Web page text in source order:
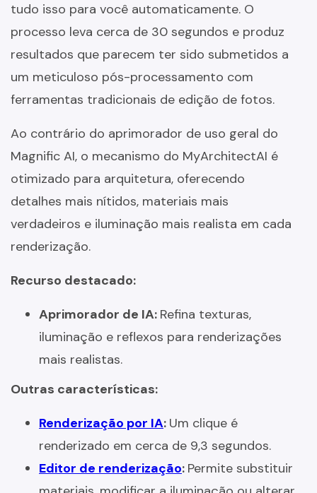
tudo isso para você automaticamente. O
processo leva cerca de 30 segundos e produz
resultados que parecem ter sido submetidos a
um meticuloso pós-processamento com
ferramentas tradicionais de edição de fotos.
Ao contrário do aprimorador de uso geral do
Magnific AI, o mecanismo do MyArchitectAI é
otimizado para arquitetura, oferecendo
detalhes mais nítidos, materiais mais
verdadeiros e iluminação mais realista em cada
renderização.
Recurso destacado:
Aprimorador de IA: Refina texturas,
iluminação e reflexos para renderizações
mais realistas.
Outras características:
Renderização por IA: Um clique é
renderizado em cerca de 9,3 segundos.
Editor de renderização: Permite substituir